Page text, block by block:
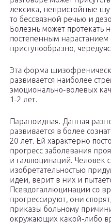
лексика, непристойные
то бессвязной речью и
Болезнь может протекать
постепенным
приступообразно,
Эта форма
развивается наиболее
эмоционально-волевых
1-2 лет.
Параноидная. Данная
развивается в более
20 лет. Ей характерно
прогресс заболевания
и галлюцинаций. Человек
изобретательностью
идеи, верит в них и
Псевдогаллюцинации со
прогрессируют, они
приказы больному
окружающих какой-либо